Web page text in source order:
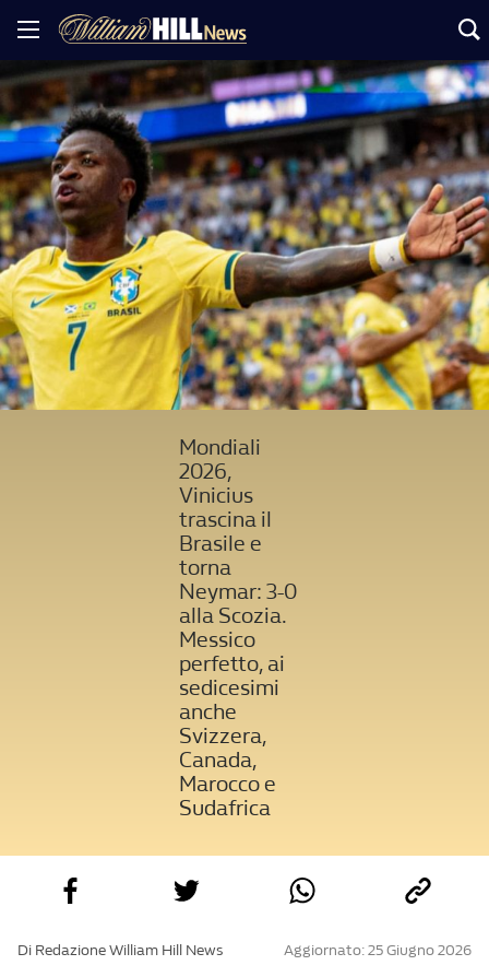
Mondiali
2026,
Vinicius
trascina il
Brasile e
torna
Neymar: 3-0
alla Scozia.
Messico
perfetto, ai
sedicesimi
anche
Svizzera,
Canada,
Marocco e
Sudafrica
Di Redazione William Hill News Aggiornato: 25 Giugno 2026